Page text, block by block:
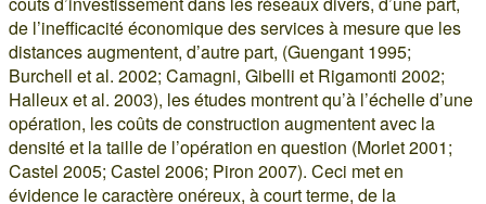
de l’inefficacité économique des services à mesure que les
distances augmentent, d’autre part, (Guengant 1995;
Burchell et al. 2002; Camagni, Gibelli et Rigamonti 2002;
Halleux et al. 2003), les études montrent qu’à l’échelle d’une
opération, les coûts de construction augmentent avec la
densité et la taille de l’opération en question (Morlet 2001;
Castel 2005; Castel 2006; Piron 2007). Ceci met en
évidence le caractère onéreux, à court terme, de la